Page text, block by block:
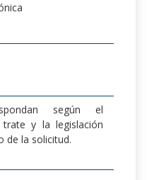
según el
y la legislación
de la solicitud.